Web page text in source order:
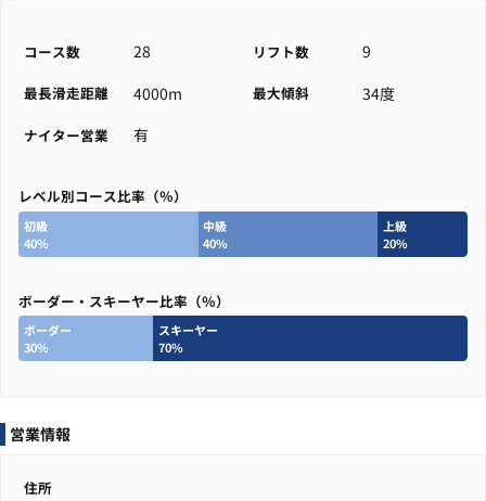
コース数 28 リフト数 9
最長滑走距離 4000m 最大傾斜 34度
ナイター営業 有
レベル別コース比率（％）
初級
40%
中級
40%
上級
20%
ボーダー・スキーヤー比率（％）
ボーダー
30%
スキーヤー
70%
営業情報
住所